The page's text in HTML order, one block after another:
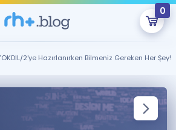
0
Şu An Boş.
hazırlayacak onlarca eğitim seni
bekliyor!
2'ye Hazırlanırken Bilmeniz Gereken Her Şey!